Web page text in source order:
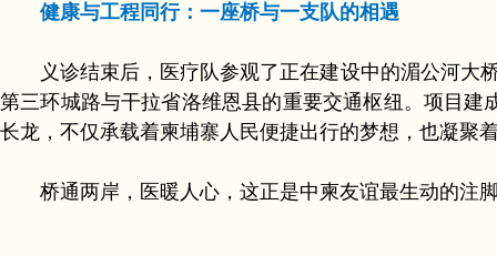
健康与工程同行：一座桥与一支队的相遇
义诊结束后，医疗队参观了正在建设中的湄公河大桥
第三环城路与干拉省洛维恩县的重要交通枢纽。项目
长龙，不仅承载着柬埔寨人民便捷出行的梦想，也凝聚
桥通两岸，医暖人心，这正是中柬友谊最生动的注